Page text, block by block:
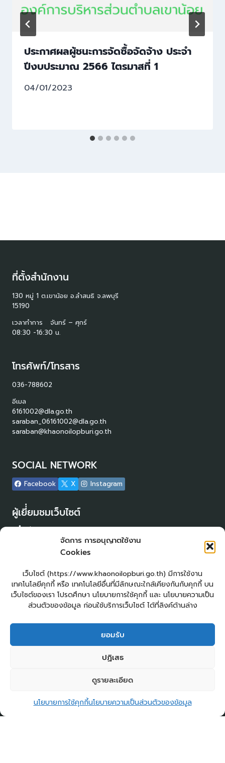
จัดการ การอนุญาตใช้งาน
Cookies
เว็บไซต์ (https://www.khaonoilopburi.go.th) มีการใช้งาน
เทคโนโลยีคุกกี้ หรือ เทคโนโลยีอื่นที่มีลักษณะใกล้เคียงกันกับคุกกี้ บน
เว็บไซต์ของเรา โปรดศึกษา นโยบายการใช้คุกกี้ และ นโยบายความเป็น
ส่วนตัวของข้อมูล ก่อนใช้บริการเว็บไซต์ ได้ที่ลิงค์ด้านล่าง
ยอมรับ
ปฏิเสธ
ดูรายละเอียด
นโยบายการใช้คุกกี้นโยบายความเป็นส่วนตัวของข้อมูล
ประกาศผลผู้ชนะการจัดซื้อจัดจ้าง ประจำ
ปีงบประมาณ 2566 ไตรมาสที่ 1
04/01/2023
ที่ตั้งสำนักงาน
130 หมู่ 1 ต.เขาน้อย อ.ลำสนธิ จ.ลพบุรี
15190
เวลาทำการ จันทร์ – ศุกร์
08:30 -16:30 น.
โทรศัพท์/โทรสาร
036-788602
อีเมล
6161002@dla.go.th
saraban_06161002@dla.go.th
saraban@khaonoilopburi.go.th
SOCIAL NETWORK
Facebook X Instagram
ผู้เยี่่ยมชมเว็บไซต์
แผนผังเว็บไซต์
จัดทำเว็บไซต์
LopburiWebDesign.com
ยื่นแบบคำร้องทั่วไปออนไลน์
ศูนย์ข้อมูลข่าวสาร อบต.เขาน้อย